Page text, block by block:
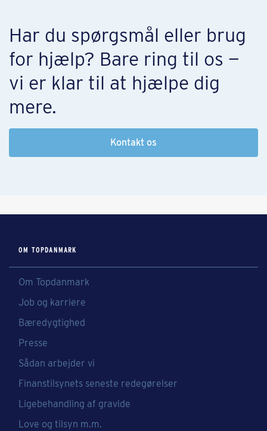
Har du spørgsmål eller brug
for hjælp? Bare ring til os —
vi er klar til at hjælpe dig
mere.
Kontakt os
OM TOPDANMARK
Om Topdanmark
Job og karriere
Bæredygtighed
Presse
Sådan arbejder vi
Finanstilsynets seneste redegørelser
Ligebehandling af gravide
Love og tilsyn m.m.